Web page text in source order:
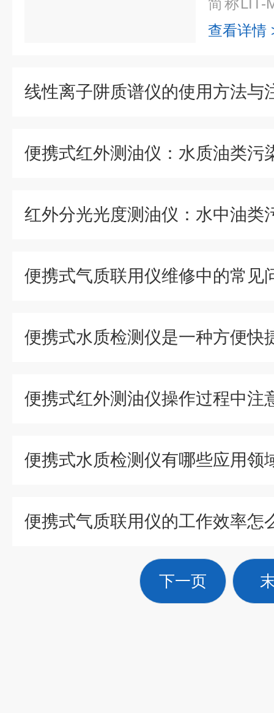
简称LIT-
析、化学
查看详情
线性离子阱质谱仪的使用方法与
便携式水质检测仪是一种方便快
便携式红外测油仪操作过程中注
便携式水质检测仪有哪些应用领
下一页